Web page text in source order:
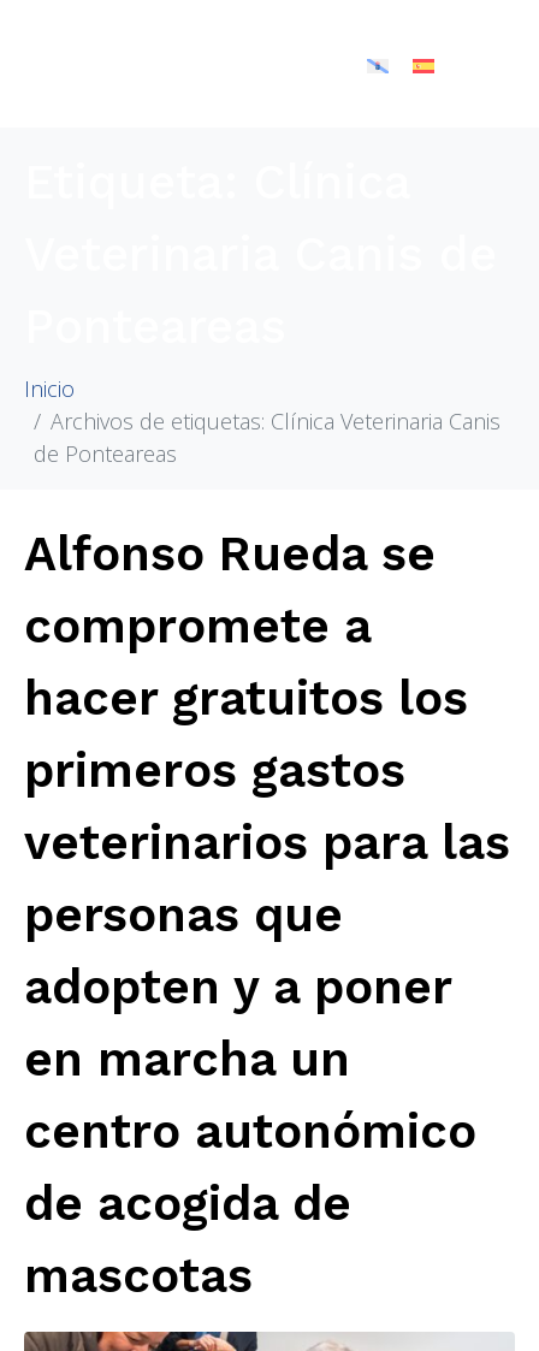
Inicio
Archivos de etiquetas: Clínica Veterinaria Canis
de Ponteareas
Alfonso Rueda se
compromete a
hacer gratuitos los
primeros gastos
veterinarios para las
personas que
adopten y a poner
en marcha un
centro autonómico
de acogida de
mascotas